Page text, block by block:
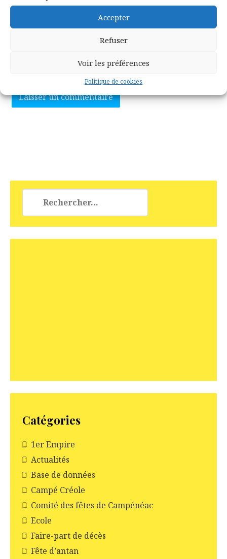
Accepter
Refuser
Voir les préférences
Politique de cookies
Catégories
1er Empire
Actualités
Base de données
Campé Créole
Comité des fêtes de Campénéac
Ecole
Faire-part de décès
Fête d’antan